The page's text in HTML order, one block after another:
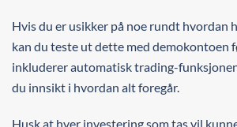
Hvis du er usikker på noe rundt hvordan
kan du teste ut dette med demokontoen
inkluderer automatisk trading-
du innsikt i hvordan alt foregår.
Husk at hver investering som tas vil